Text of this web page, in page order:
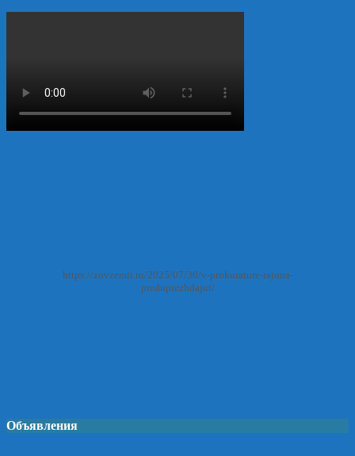
https://zovzemli.ru/2025/07/30/v-prokurature-rajona-
preduprezhdajut/
Объявления